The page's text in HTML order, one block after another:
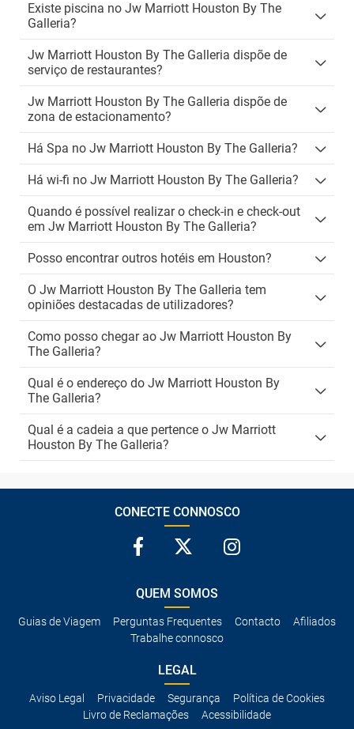
Existe piscina no Jw Marriott Houston By The
Galleria?
Jw Marriott Houston By The Galleria dispõe de
serviço de restaurantes?
Jw Marriott Houston By The Galleria dispõe de
zona de estacionamento?
Há Spa no Jw Marriott Houston By The Galleria?
Há wi-fi no Jw Marriott Houston By The Galleria?
Quando é possível realizar o check-in e check-out
em Jw Marriott Houston By The Galleria?
Posso encontrar outros hotéis em Houston?
O Jw Marriott Houston By The Galleria tem
opiniões destacadas de utilizadores?
Como posso chegar ao Jw Marriott Houston By
The Galleria?
Qual é o endereço do Jw Marriott Houston By
The Galleria?
Qual é a cadeia a que pertence o Jw Marriott
Houston By The Galleria?
CONECTE CONNOSCO
QUEM SOMOS
Guias de Viagem Perguntas Frequentes Contacto
Afiliados
Trabalhe connosco
LEGAL
Aviso Legal Privacidade Segurança
Política de Cookies
Livro de Reclamações
Acessibilidade